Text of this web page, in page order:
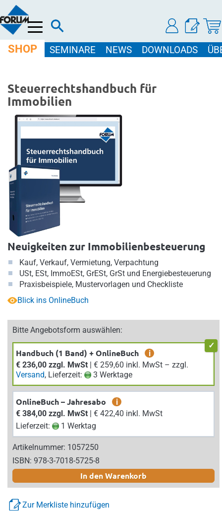
Menü
SHOP SEMINARE NEWS DOWNLOADS
Steuerrechtshandbuch für
Immobilien
Neuigkeiten zur Immobilienbesteuerung
Kauf, Verkauf, Vermietung, Verpachtung
USt, ESt, ImmoESt, GrESt, GrSt und Energiebesteuerung
Praxisbeispiele, Mustervorlagen und Checkliste
Blick ins OnlineBuch
Bitte Angebotsform auswählen:
Handbuch (1 Band) + OnlineBuch
i
€ 236,00 zzgl. MwSt
| € 259,60 inkl. MwSt – zzgl.
Versand, Lieferzeit: 3 Werktage
OnlineBuch – Jahresabo
i
€ 384,00 zzgl. MwSt
| € 422,40 inkl. MwSt
Lieferzeit:
1 Werktag
Artikelnummer: 1057250
ISBN: 978-3-7018-5725-8
In den Warenkorb
Zur Merkliste hinzufügen